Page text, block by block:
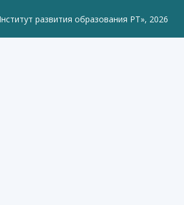
развития образования РТ», 2026